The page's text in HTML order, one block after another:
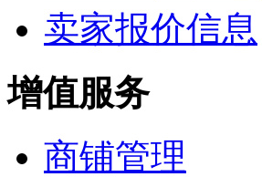
卖家报价信息
增值服务
商铺管理